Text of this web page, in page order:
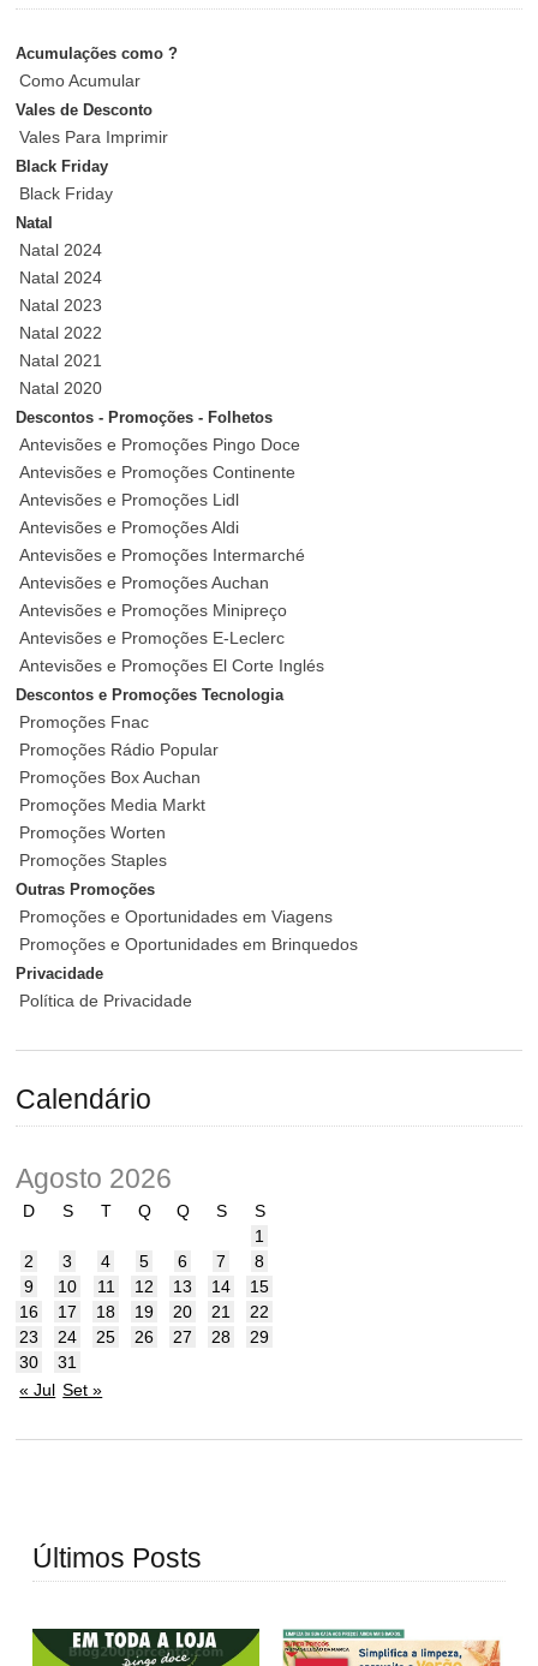
Acumulações como ?
Como Acumular
Vales de Desconto
Vales Para Imprimir
Black Friday
Black Friday
Natal
Natal 2024
Natal 2024
Natal 2023
Natal 2022
Natal 2021
Natal 2020
Descontos - Promoções - Folhetos
Antevisões e Promoções Pingo Doce
Antevisões e Promoções Continente
Antevisões e Promoções Lidl
Antevisões e Promoções Aldi
Antevisões e Promoções Intermarché
Antevisões e Promoções Auchan
Antevisões e Promoções Minipreço
Antevisões e Promoções E-Leclerc
Antevisões e Promoções El Corte Inglés
Descontos e Promoções Tecnologia
Promoções Fnac
Promoções Rádio Popular
Promoções Box Auchan
Promoções Media Markt
Promoções Worten
Promoções Staples
Outras Promoções
Promoções e Oportunidades em Viagens
Promoções e Oportunidades em Brinquedos
Privacidade
Política de Privacidade
Calendário
Agosto 2026
D S T Q Q S
S
1
2
3 4 5 6 7
8
9
10 11 12 13 14
15
16
17 18 19 20 21
22
23
24 25 26 27 28
29
30
31
« Jul Set »
Últimos Posts